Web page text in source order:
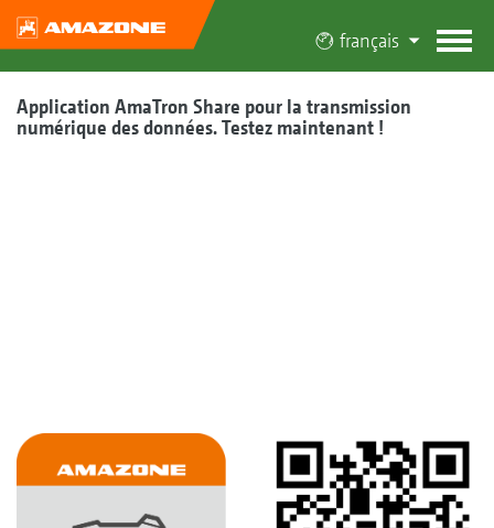
français
Application AmaTron Share pour la transmission
numérique des données. Testez maintenant !